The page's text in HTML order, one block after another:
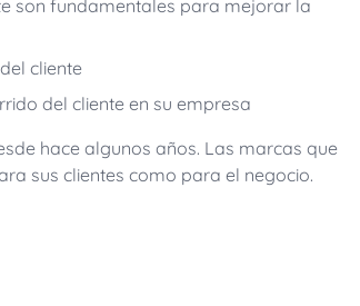
son fundamentales para mejorar la
cliente
del cliente en su empresa
hace algunos años. Las marcas que
sus clientes como para el negocio.